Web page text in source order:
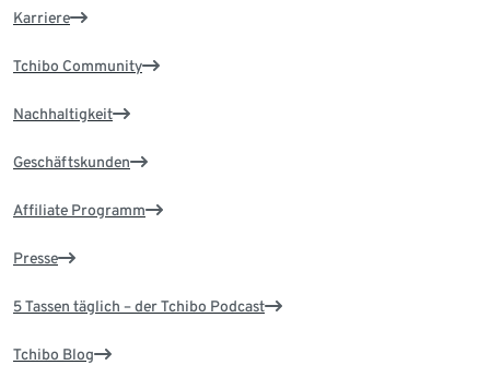
Karriere
Tchibo Community
Nachhaltigkeit
Geschäftskunden
Affiliate Programm
Presse
5 Tassen täglich – der Tchibo Podcast
Tchibo Blog